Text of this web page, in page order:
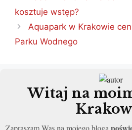
kosztuje wstęp?
Aquapark w Krakowie
Parku Wodnego
Witaj na
Zapraszam Was na mojego bloga